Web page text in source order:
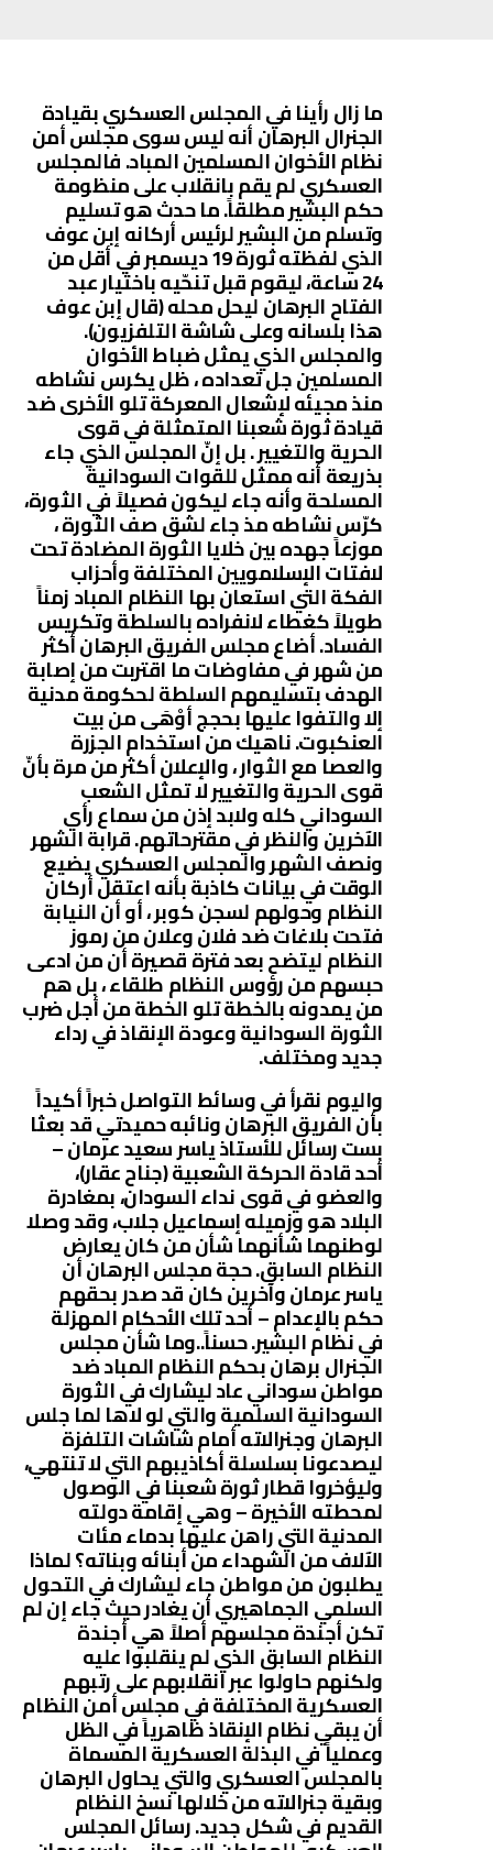
ما زال رأينا في المجلس العسكري بقيادة
الجنرال البرهان أنه ليس سوى مجلس أمن
نظام الأخوان المسلمين المباد. فالمجلس
العسكري لم يقم بانقلاب على منظومة
حكم البشير مطلقاً. ما حدث هو تسليم
وتسلم من البشير لرئيس أركانه إبن عوف
الذي لفظته ثورة 19 ديسمبر في أقل من
24 ساعة، ليقوم قبل تنحّيه باختيار عبد
الفتاح البرهان ليحل محله (قال إبن عوف
هذا بلسانه وعلى شاشة التلفزيون).
والمجلس الذي يمثل ضباط الأخوان
المسلمين جل تعداده ، ظل يكرس نشاطه
منذ مجيئه لإشعال المعركة تلو الأخرى ضد
قيادة ثورة شعبنا المتمثلة في قوى
الحرية والتغيير . بل إنّ المجلس الذي جاء
بذريعة أنه ممثل للقوات السودانية
المسلحة وأنه جاء ليكون فصيلاً في الثورة،
كرّس نشاطه مذ جاء لشق صف الثورة ،
موزعاً جهده بين خلايا الثورة المضادة تحت
لافتات الإسلامويين المختلفة وأحزاب
الفكة التي استعان بها النظام المباد زمناً
طويلاً كغطاء لانفراده بالسلطة وتكريس
الفساد. أضاع مجلس الفريق البرهان أكثر
من شهر في مفاوضات ما اقتربت من إصابة
الهدف بتسليمهم السلطة لحكومة مدنية
إلا والتفوا عليها بحجج أوْهَى من بيت
العنكبوت. ناهيك من استخدام الجزرة
والعصا مع الثوار ، والإعلان أكثر من مرة بأنّ
قوى الحرية والتغيير لا تمثل الشعب
السوداني كله ولابد إذن من سماع رأي
الآخرين والنظر في مقترحاتهم. قرابة الشهر
ونصف الشهر والمجلس العسكري يضيع
الوقت في بيانات كاذبة بأنه اعتقل أركان
النظام وحولهم لسجن كوبر ، أو أن النيابة
فتحت بلاغات ضد فلان وعلان من رموز
النظام ليتضح بعد فترة قصيرة أن من ادعى
حبسهم من رؤوس النظام طلقاء ، بل هم
من يمدونه بالخطة تلو الخطة من أجل ضرب
الثورة السودانية وعودة الإنقاذ في رداء
جديد ومختلف.
واليوم نقرأ في وسائط التواصل خبراً أكيداً
بأن الفريق البرهان ونائبه حميدتي قد بعثا
بست رسائل للأستاذ ياسر سعيد عرمان –
أحد قادة الحركة الشعبية (جناح عقار)،
والعضو في قوى نداء السودان، بمغادرة
البلاد هو وزميله إسماعيل جلاب، وقد وصلا
لوطنهما شأنهما شأن من كان يعارض
النظام السابق. حجة مجلس البرهان أن
ياسر عرمان وآخرين كان قد صدر بحقهم
حكم بالإعدام – أحد تلك الأحكام المهزلة
في نظام البشير. حسناً..وما شأن مجلس
الجنرال برهان بحكم النظام المباد ضد
مواطن سوداني عاد ليشارك في الثورة
السودانية السلمية والتي لو لاها لما جلس
البرهان وجنرالاته أمام شاشات التلفزة
ليصدعونا بسلسلة أكاذيبهم التي لا تنتهي،
وليؤخروا قطار ثورة شعبنا في الوصول
لمحطته الأخيرة – وهي إقامة دولته
المدنية التي راهن عليها بدماء مئات
الآلاف من الشهداء من أبنائه وبناته؟ لماذا
يطلبون من مواطن جاء ليشارك في التحول
السلمي الجماهيري أن يغادر حيث جاء إن لم
تكن أجندة مجلسهم أصلاً هي أجندة
النظام السابق الذي لم ينقلبوا عليه
ولكنهم حاولوا عبر انقلابهم على رتبهم
العسكرية المختلفة في مجلس أمن النظام
أن يبقي نظام الإنقاذ ظاهرياً في الظل
وعملياً في البذلة العسكرية المسماة
بالمجلس العسكري والتي يحاول البرهان
وبقية جنرالاته من خلالها نسخ النظام
القديم في شكل جديد. رسائل المجلس